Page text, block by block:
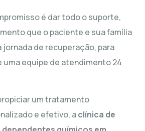
é dar todo o suporte,
que o paciente e sua família
de recuperação, para
equipe de atendimento 24
um tratamento
e efetivo, aclínica de